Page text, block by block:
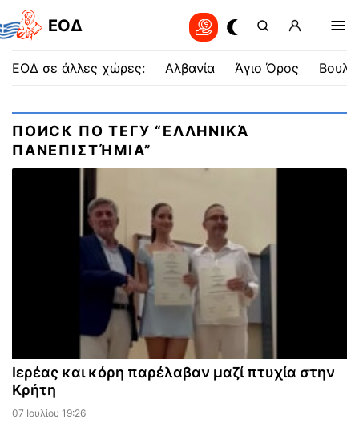
EOΔ
ΕΟΔ σε άλλες χώρες: Αλβανία Άγιο Όρος
ПОИСК ПО ТЕГУ “ΕΛΛΗΝΙΚΆ
ΠΑΝΕΠΙΣΤΉΜΙΑ”
Ιερέας και κόρη παρέλαβαν μαζί πτυχία στην
Κρήτη
07 Ιουλίου 19:26